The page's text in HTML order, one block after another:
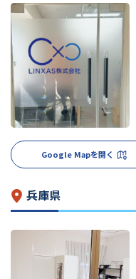
Google Mapを開く
兵庫県